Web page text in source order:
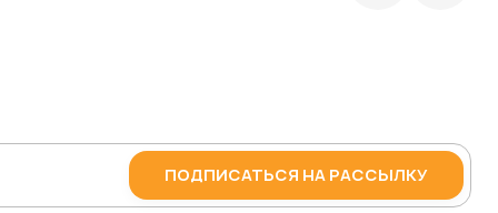
ПОДПИСАТЬСЯ НА РАССЫЛКУ